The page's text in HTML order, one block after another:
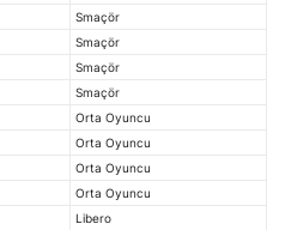
Smaçör
Smaçör
Smaçör
Smaçör
Orta Oyuncu
Orta Oyuncu
Orta Oyuncu
Orta Oyuncu
Libero